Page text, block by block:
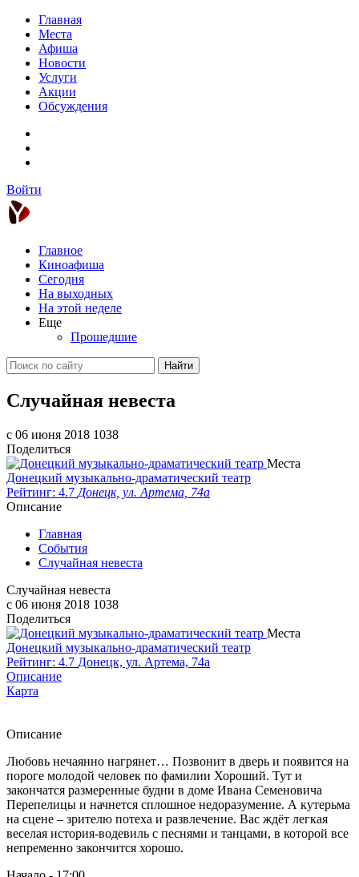
Главная
Места
Афиша
Новости
Услуги
Акции
Обсуждения
Войти
Главное
Киноафиша
Сегодня
На выходных
На этой неделе
Еще
Прошедшие
Найти
Случайная невеста
c 06 июня 2018 1038
Поделиться
Места
Донецкий музыкально-драматический театр
Рейтинг: 4.7 Донецк, ул. Артема, 74а
Описание
Главная
События
Случайная невеста
Случайная невеста
c 06 июня 2018 1038
Поделиться
Места
Донецкий музыкально-драматический театр
Рейтинг: 4.7 Донецк, ул. Артема, 74а
Описание
Карта
Описание
Любовь нечаянно нагрянет… Позвонит в дверь и появится на
пороге молодой человек по фамилии Хороший. Тут и
закончатся размеренные будни в доме Ивана Семеновича
Перепелицы и начнется сплошное недоразумение. А кутерьма
на сцене – зрителю потеха и развлечение. Вас ждёт легкая
веселая история-водевиль с песнями и танцами, в которой все
непременно закончится хорошо.